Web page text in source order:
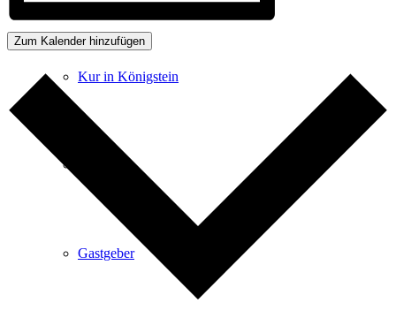
Kur in Königstein
Gastgeber
Zum Kalender hinzufügen